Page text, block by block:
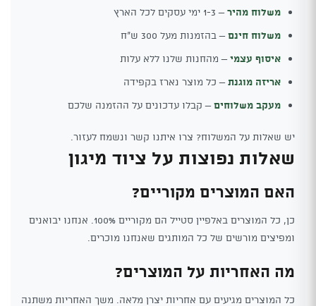
משלוח מהיר– 1-3 ימי עסקים לכל הארץ
משלוח חינם– בהזמנות מעל 300 ש"ח
איסוף עצמי– מהחנות שלנו ללא עלות
אריזה מוגנת– כל מוצר נארז בקפידה
מעקב משלוחים– קבלו עדכונים על ההזמנה שלכם
יש שאלות על המשלוח? צרו איתנו קשר ונשמח לעזור.
שאלות נפוצות על ציוד מיגון
האם המוצרים מקוריים?
כן, כל המוצרים באלפיין סטייל הם מקוריים 100%. אנחנו יבואנים
ומפיצים מורשים של כל המותגים שאנחנו מוכרים.
מה האחריות על המוצרים?
כל המוצרים מגיעים עם אחריות יצרן מלאה. משך האחריות משתנה